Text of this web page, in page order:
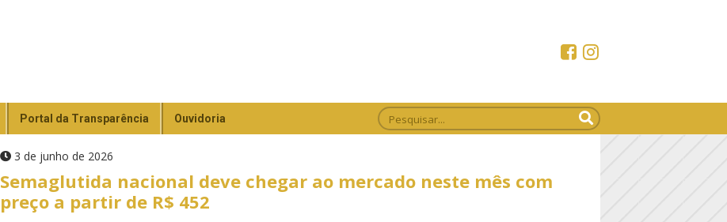
Portal da Transparência Ouvidoria
3 de junho de 2026
Semaglutida nacional deve chegar ao mercado neste mês com
preço a partir de R$ 452